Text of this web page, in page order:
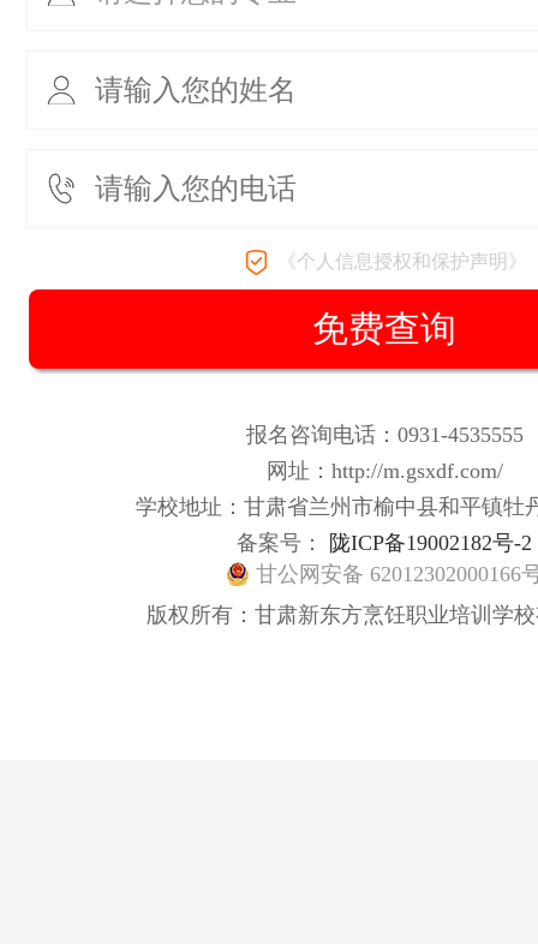
《个人信息授权和保护声明》
报名咨询电话：0931-4535555
网址：http://m.gsxdf.com/
学校地址：甘肃省兰州市榆中县和平镇牡
备案号：
陇ICP备19002182号-2
甘公网安备 62012302000166
版权所有：甘肃新东方烹饪职业培训学